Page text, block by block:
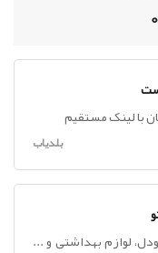
بلدیاب
لوازم بهداشتی و ...